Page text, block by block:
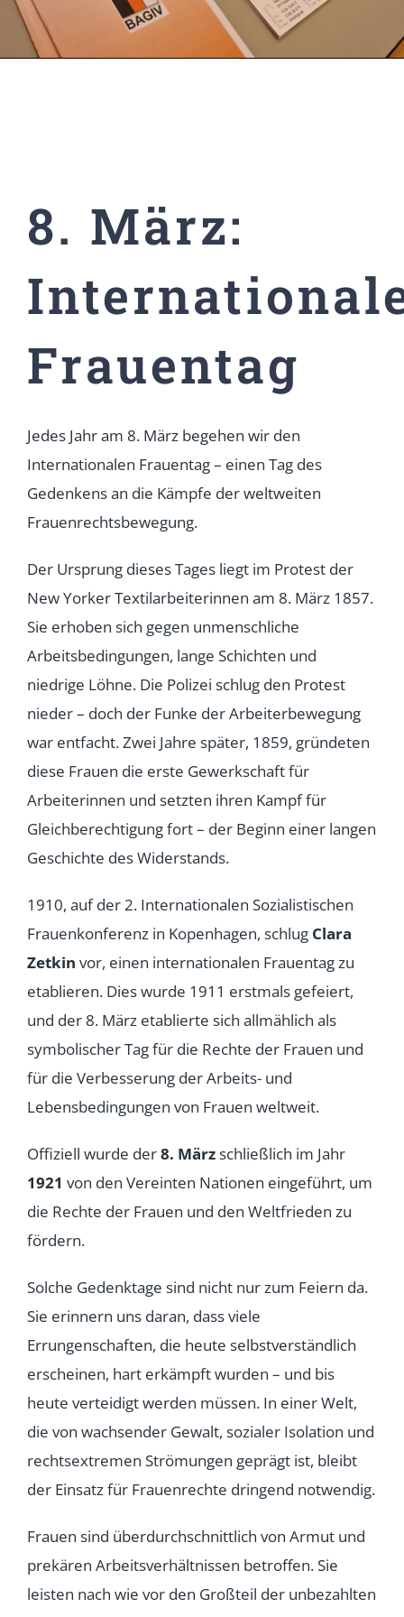
8. März:
Frauentag
Jedes Jahr am 8. März begehen wir den
Internationalen Frauentag – einen Tag des
Gedenkens an die Kämpfe der weltweiten
Frauenrechtsbewegung.
Der Ursprung dieses Tages liegt im Protest der
New Yorker Textilarbeiterinnen am 8. März 1857.
Sie erhoben sich gegen unmenschliche
Arbeitsbedingungen, lange Schichten und
niedrige Löhne. Die Polizei schlug den Protest
nieder – doch der Funke der Arbeiterbewegung
war entfacht. Zwei Jahre später, 1859, gründeten
diese Frauen die erste Gewerkschaft für
Arbeiterinnen und setzten ihren Kampf für
Gleichberechtigung fort – der Beginn einer langen
Geschichte des Widerstands.
1910, auf der 2. Internationalen Sozialistischen
Frauenkonferenz in Kopenhagen, schlug Clara
Zetkin vor, einen internationalen Frauentag zu
etablieren. Dies wurde 1911 erstmals gefeiert,
und der 8. März etablierte sich allmählich als
symbolischer Tag für die Rechte der Frauen und
für die Verbesserung der Arbeits- und
Lebensbedingungen von Frauen weltweit.
Offiziell wurde der8. Märzschließlich im Jahr
1921 von den Vereinten Nationen eingeführt, um
die Rechte der Frauen und den Weltfrieden zu
fördern.
Solche Gedenktage sind nicht nur zum Feiern da.
Sie erinnern uns daran, dass viele
Errungenschaften, die heute selbstverständlich
erscheinen, hart erkämpft wurden – und bis
heute verteidigt werden müssen. In einer Welt,
die von wachsender Gewalt, sozialer Isolation und
rechtsextremen Strömungen geprägt ist, bleibt
der Einsatz für Frauenrechte dringend notwendig.
Frauen sind überdurchschnittlich von Armut und
prekären Arbeitsverhältnissen betroffen. Sie
leisten nach wie vor den Großteil der unbezahlten